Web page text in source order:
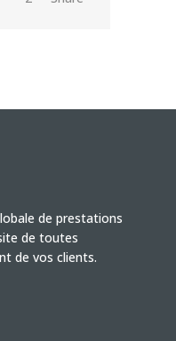
de prestations
de toutes
de vos clients.